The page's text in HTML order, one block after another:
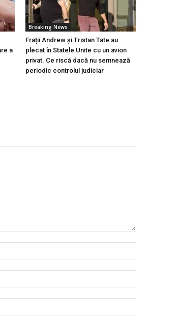
a
Breaking News
Frații Andrew și Tristan Tate au
plecat în Statele Unite cu un avion
privat. Ce riscă dacă nu semnează
periodic controlul judiciar